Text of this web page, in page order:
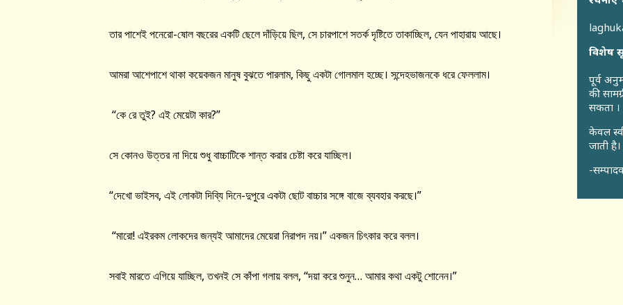
তার পাশেই পনেরো-ষোল বছরের একটি ছেলে দাঁড়িয়ে ছিল, সে চারপাশে সতর্ক দৃষ্টিতে তাকাচ্ছিল, যেন পাহারায় আছে।
আমরা আশেপাশে থাকা কয়েকজন মানুষ বুঝতে পারলাম, কিছু একটা গোলমাল হচ্ছে। সন্দেহভাজনকে ধরে ফেললাম।
“কে রে তুই? এই মেয়েটা কার?”
সে কোনও উত্তর না দিয়ে শুধু বাচ্চাটিকে শান্ত করার চেষ্টা করে যাচ্ছিল।
“দেখো ভাইসব, এই লোকটা দিব্যি দিনে-দুপুরে একটা ছোট বাচ্চার সঙ্গে বাজে ব্যবহার করছে।”
“মারো! এইরকম লোকদের জন্যই আমাদের মেয়েরা নিরাপদ নয়।” একজন চিৎকার করে বলল।
সবাই মারতে এগিয়ে যাচ্ছিল, তখনই সে কাঁপা গলায় বলল, “দয়া করে শুনুন… আমার কথা একটু শোনেন।”
विशेष
पूर्व
की
सकता ।
केवल
जाती है।
-